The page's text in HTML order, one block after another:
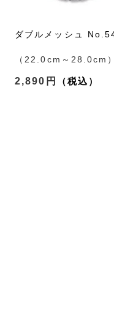
ダブルメッシュ
（22.0cm～28.0cm）
2,890円